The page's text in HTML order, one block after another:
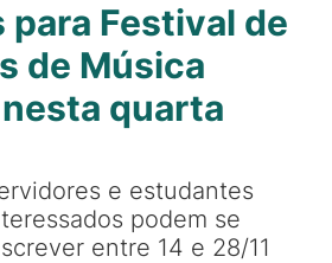
Festival de
de Música
quarta
e estudantes
podem se
entre 14 e 28/11